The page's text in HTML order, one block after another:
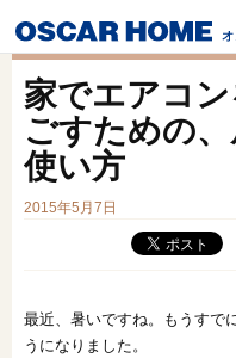
家でエアコ
ごすための
使い方
2015年5月7日
最近、暑いですね。もうすで
うになりました。